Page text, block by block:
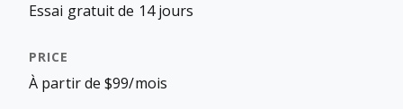
Essai gratuit de 14 jours
À partir de $99/mois